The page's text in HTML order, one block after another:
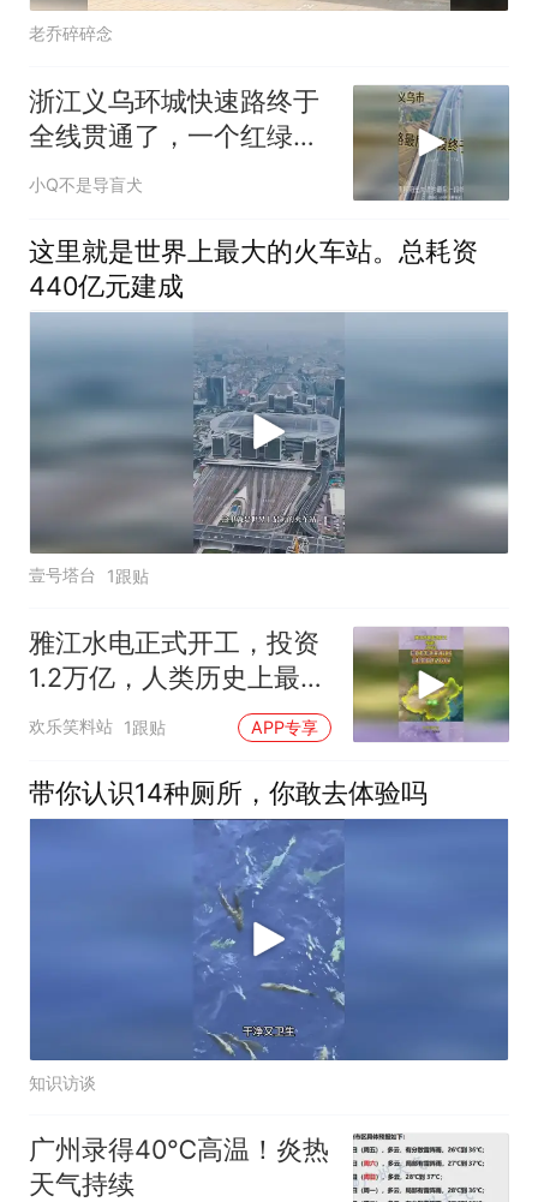
老乔碎碎念
浙江义乌环城快速路终于
全线贯通了，一个红绿灯
都没有全程快速路
小Q不是导盲犬
这里就是世界上最大的火车站。总耗资
440亿元建成
壹号塔台 1跟贴
雅江水电正式开工，投资
1.2万亿，人类历史上最大
基建工程要来了
欢乐笑料站 1跟贴 APP专享
带你认识14种厕所，你敢去体验吗
知识访谈
广州录得40℃高温！炎热
天气持续